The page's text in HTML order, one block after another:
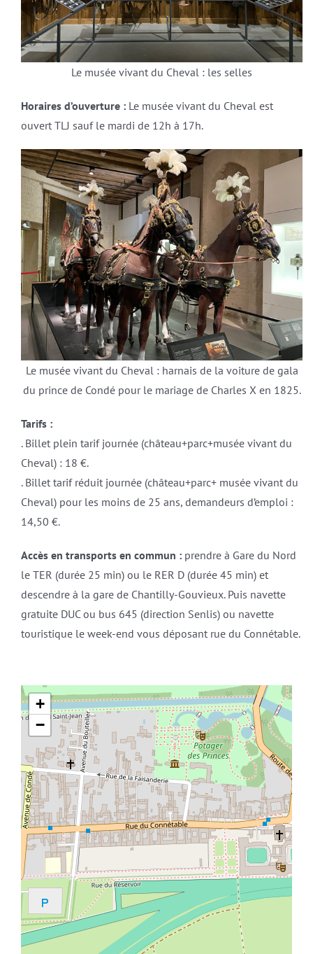
Le musée vivant du Cheval : les selles
Horaires d’ouverture :Le musée vivant du Cheval est
ouvert TLJ sauf le mardi de 12h à 17h.
Le musée vivant du Cheval : harnais de la voiture de gala
du prince de Condé pour le mariage de Charles X en 1825.
Tarifs :
. Billet plein tarif journée (château+parc+musée vivant du
Cheval) : 18 €.
. Billet tarif réduit journée (château+parc+ musée vivant du
Cheval) pour les moins de 25 ans, demandeurs d’emploi :
14,50 €.
Accès en transports en commun :prendre à Gare du Nord
le TER (durée 25 min) ou le RER D (durée 45 min) et
descendre à la gare de Chantilly-Gouvieux. Puis navette
gratuite DUC ou bus 645 (direction Senlis) ou navette
touristique le week-end vous déposant rue du Connétable.
+
−